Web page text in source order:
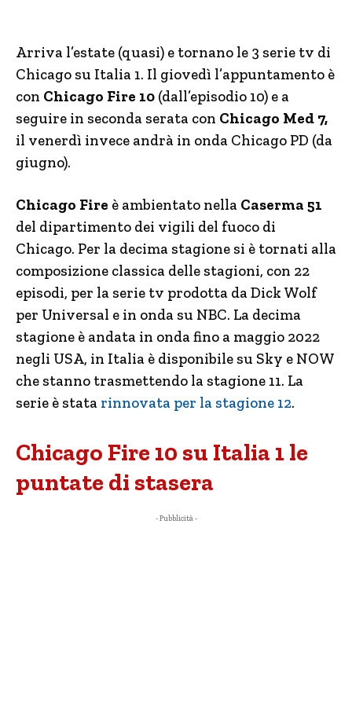
Arriva l’estate (quasi) e tornano le 3 serie tv di
Chicago su Italia 1. Il giovedì l’appuntamento è
con Chicago Fire 10 (dall’episodio 10) e a
seguire in seconda serata con Chicago Med 7,
il venerdì invece andrà in onda Chicago PD (da
giugno).
Chicago Fire è ambientato nella Caserma 51
del dipartimento dei vigili del fuoco di
Chicago. Per la decima stagione si è tornati alla
composizione classica delle stagioni, con 22
episodi, per la serie tv prodotta da Dick Wolf
per Universal e in onda su NBC. La decima
stagione è andata in onda fino a maggio 2022
negli USA, in Italia è disponibile su Sky e NOW
che stanno trasmettendo la stagione 11. La
serie è stata rinnovata per la stagione 12.
Chicago Fire 10 su Italia 1 le
puntate di stasera
- Pubblicità -